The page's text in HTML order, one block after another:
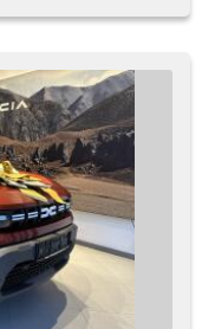
Android Auto,
telefonů,
El. Klappspiegel,
Leuchte,
USB, digitální příjem
Spiegel, beheizte
zadní skla,